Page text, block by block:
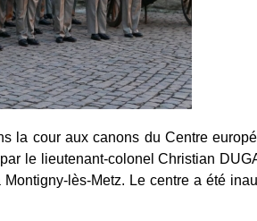
la cour aux canons du Centre
le lieutenant-colonel Christian
lès-Metz. Le centre a été